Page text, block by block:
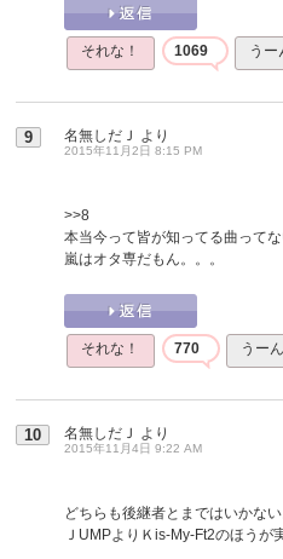
それな！ 1069 う
9 名無しだＪ より
2015年11月2日 8:15 PM
>>8
本当今って皆が知ってる曲ってな
嵐はオタ専だもん。。。
それな！ 770 うー
10 名無しだＪ より
2015年11月4日 9:22 AM
どちらも後継者とまではいかない
ＪUMPよりＫis-My-Ft2のほうが